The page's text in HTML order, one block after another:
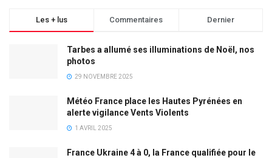
Les + lus Commentaires Dernier
Tarbes a allumé ses illuminations de Noël, nos
photos
29 NOVEMBRE 2025
Météo France place les Hautes Pyrénées en
alerte vigilance Vents Violents
1 AVRIL 2025
France Ukraine 4 à 0, la France qualifiée pour le